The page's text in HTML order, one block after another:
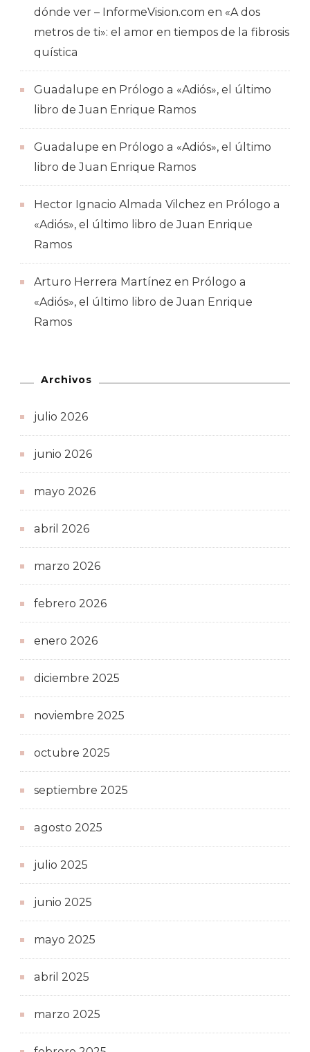
dónde ver – InformeVision.com en «A dos
metros de ti»: el amor en tiempos de la fibrosis
quística
Guadalupe en Prólogo a «Adiós», el último
libro de Juan Enrique Ramos
Guadalupe en Prólogo a «Adiós», el último
libro de Juan Enrique Ramos
Hector Ignacio Almada Vilchez en Prólogo a
«Adiós», el último libro de Juan Enrique
Ramos
Arturo Herrera Martínez en Prólogo a
«Adiós», el último libro de Juan Enrique
Ramos
Archivos
julio 2026
junio 2026
mayo 2026
abril 2026
marzo 2026
febrero 2026
enero 2026
diciembre 2025
noviembre 2025
octubre 2025
septiembre 2025
agosto 2025
julio 2025
junio 2025
mayo 2025
abril 2025
marzo 2025